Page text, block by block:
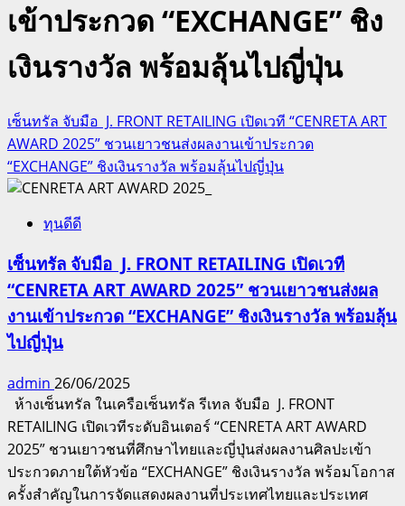
เข้าประกวด “EXCHANGE” ชิง
เงินรางวัล พร้อมลุ้นไปญี่ปุ่น
เซ็นทรัล จับมือ J. FRONT RETAILING เปิดเวที “CENRETA ART
AWARD 2025” ชวนเยาวชนส่งผลงานเข้าประกวด
“EXCHANGE” ชิงเงินรางวัล พร้อมลุ้นไปญี่ปุ่น
ทุนดีดี
เซ็นทรัล จับมือ J. FRONT RETAILING เปิดเวที
“CENRETA ART AWARD 2025” ชวนเยาวชนส่งผล
งานเข้าประกวด “EXCHANGE” ชิงเงินรางวัล พร้อมลุ้น
ไปญี่ปุ่น
admin 26/06/2025
ห้างเซ็นทรัล ในเครือเซ็นทรัล รีเทล จับมือ J. FRONT
RETAILING เปิดเวทีระดับอินเตอร์ “CENRETA ART AWARD
2025” ชวนเยาวชนที่ศึกษาไทยและญี่ปุ่นส่งผลงานศิลปะเข้า
ประกวดภายใต้หัวข้อ “EXCHANGE” ชิงเงินรางวัล พร้อมโอกาส
ครั้งสำคัญในการจัดแสดงผลงานที่ประเทศไทยและประเทศ